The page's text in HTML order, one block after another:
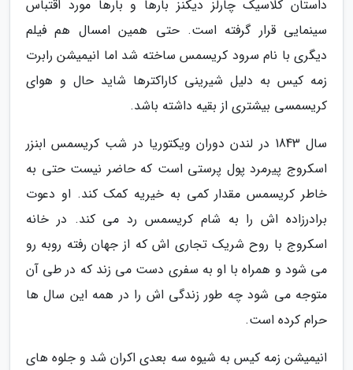
داستان کلاسیک چارلز دیکنز بارها و بارها مورد اقتباس
سینمایی قرار گرفته است. حتی همین امسال هم فیلم
دیگری با نام سرود کریسمس ساخته شد اما انیمیشن رابرت
زمه کیس به دلیل شیرینی کاراکترها شاید حال و هوای
کریسمسی بیشتری از بقیه داشته باشد.
سال 1843 در لندن دوران ویکتوریا در شب کریسمس ابنزر
اسکروج پیرمرد پول پرستی است که حاضر نیست حتی به
خاطر کریسمس مقدار کمی به خیریه کمک کند. او دعوت
برادرزاده اش را به شام کریسمس رد می کند. در خانه
اسکروج با روح شریک تجاری اش که از جهان رفته روبه رو
می شود و همراه با او به سفری دست می زند که در طی آن
متوجه می شود چه طور زندگی اش را در همه این سال ها
حرام کرده است.
انیمیشن زمه کیس به شیوه سه بعدی اکران شد و جلوه های